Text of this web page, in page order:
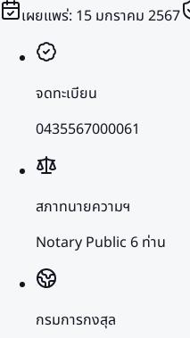
เผยแพร่: 15 มกราคม 2567
จดทะเบียน
0435567000061
สภาทนายความฯ
Notary Public 6 ท่าน
กรมการกงสุล